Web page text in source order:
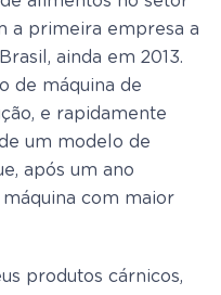
a primeira empresa a
ainda em 2013.
de máquina de
e rapidamente
um modelo de
após um ano
com maior
produtos cárnicos,